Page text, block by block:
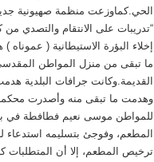
الحي.كماوزعت منظمة صهيونية
“تدريبات على الانتقام والتصدي
إخلاء البؤرة الاستيطانية (
ما تبقى من منزل المواطن
القديمة.وكانت جرافات البلدية
وهدمت ما تبقى منه وأصدرت محكمة
للمواطن موسى نعيم فطافطة في
المطعم، وفوجئ بتسليمه استدعاء
ترخيص المطعم، إلا أن المتطلبات